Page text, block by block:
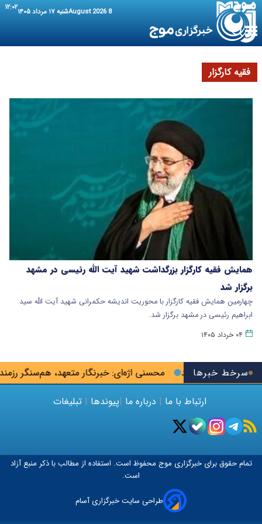
8 August 2026 شنبه ۱۷ مرداد ۱۴۰۵ ۱۲:۰۲
سرخط خبرها محسنی اژه‌ای: خبرنگار متعهد، هم‌سنگر به جیب می‌زنند
فقیه کارگزار
همایش فقیه کارگزار بزرگداشت شهید آیت الله رئیسی در مشهد
برگزار شد
چهارمین همایش فقیه کارگزار با محوریت اندیشه حکمرانی شهید آیت الله سید
ابراهیم رئیسی در مشهد برگزار شد.
۰۴ خرداد ۱۴۰۵
ارتباط با ما | درباره ما |پیوندها | تبلیغات
تمام حقوق برای خبرگزاری موج محفوظ است. استفاده از مطالب با ذکر منبع آزاد
است.
طراحی سایت خبرگزاری آسام